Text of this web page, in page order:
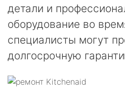
детали и
оборудование во
специалисты могут
долгосрочную